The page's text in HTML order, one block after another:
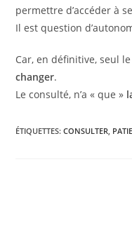
permettre d’accéder à
Il est question
Car, en définitive, seul
changer.
Le consulté, n’a « que »
ÉTIQUETTES:CONSULTER,